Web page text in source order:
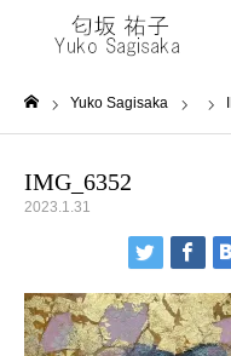
Yuko Sagisaka
IMG_6352
2023.1.31